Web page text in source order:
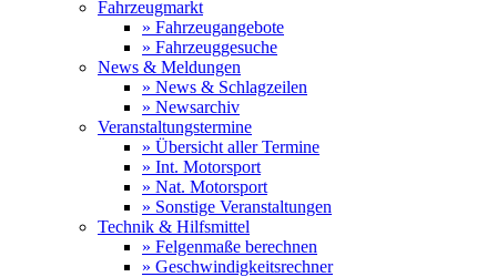
Fahrzeugmarkt
» Fahrzeugangebote
» Fahrzeuggesuche
News & Meldungen
» News & Schlagzeilen
» Newsarchiv
Veranstaltungstermine
» Übersicht aller Termine
» Int. Motorsport
» Nat. Motorsport
» Sonstige Veranstaltungen
Technik & Hilfsmittel
» Felgenmaße berechnen
» Geschwindigkeitsrechner